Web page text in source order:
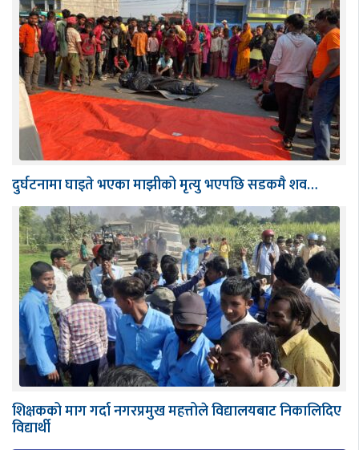
दुर्घटनामा घाइते भएका माझीको मृत्यु भएपछि सडकमै शव…
शिक्षकको माग गर्दा नगरप्रमुख महत्तोले विद्यालयबाट निकालिदिए
विद्यार्थी